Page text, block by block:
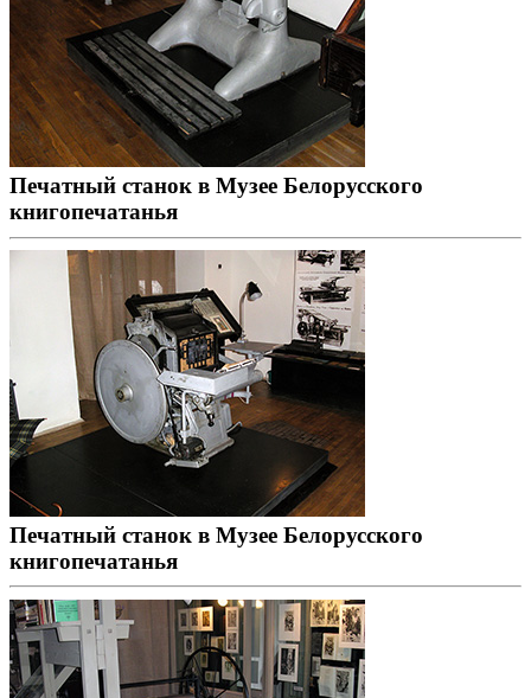
Печатный станок в Музее Белорусского
книгопечатанья
Печатный станок в Музее Белорусского
книгопечатанья